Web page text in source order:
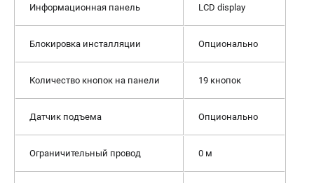
Информационная панель LCD display
Блокировка инсталляции Опционально
Количество кнопок на панели 19 кнопок
Датчик подъема Опционально
Ограничительный провод 0 м